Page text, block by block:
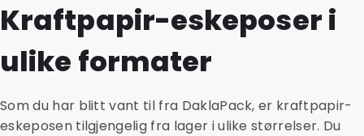
Kraftpapir-eskeposer i
ulike formater
Som du har blitt vant til fra DaklaPack, er kraftpapir-
eskeposen tilgjengelig fra lager i ulike størrelser. Du